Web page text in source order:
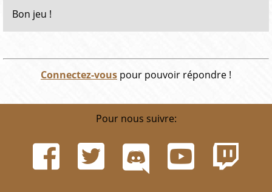
Bon jeu !
Connectez-vous pour pouvoir répondre !
Pour nous suivre: